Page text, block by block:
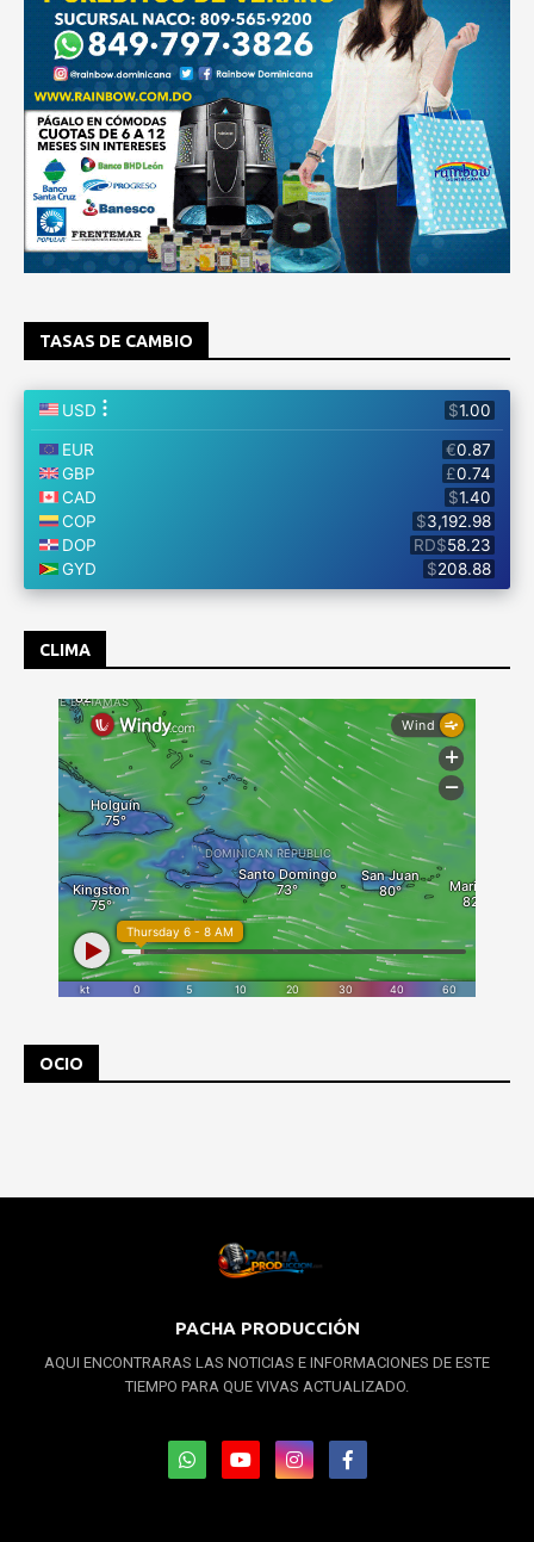
TASAS DE CAMBIO
CLIMA
OCIO
PACHA PRODUCCIÓN
AQUI ENCONTRARAS LAS NOTICIAS E INFORMACIONES DE ESTE
TIEMPO PARA QUE VIVAS ACTUALIZADO.